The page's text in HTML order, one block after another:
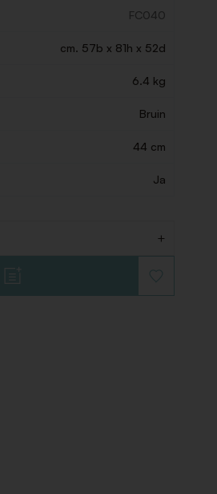
FC040
cm. 57b x 81h x 52d
6.4 kg
Bruin
44 cm
Ja
+
TOE